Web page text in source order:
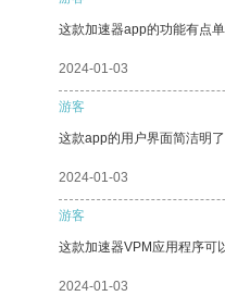
这款加速器app的功能有点
2024-01-03
游客
这款app的用户界面简洁明
2024-01-03
游客
这款加速器VPM应用程序可
2024-01-03